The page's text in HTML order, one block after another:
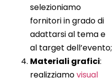
selezioniamo
fornitori in grado di
adattarsi al tema e
al target dell’evento;
Materiali grafici:
realizziamovisual